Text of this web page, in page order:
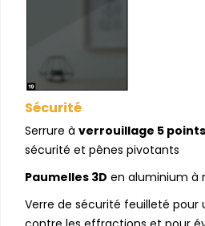
Sécurité
Serrure à verrouillage 5 points
sécurité et pênes pivotants
Paumelles 3D en aluminium à
Verre de sécurité feuilleté